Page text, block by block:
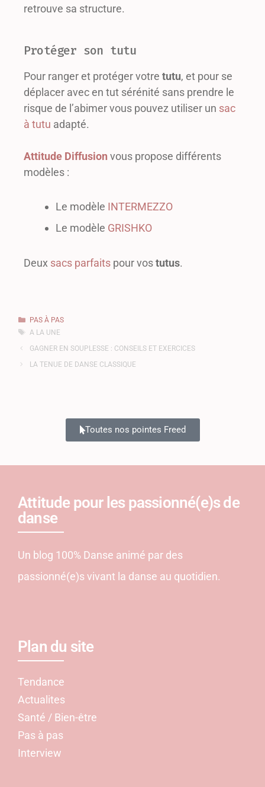
retrouve sa structure.
Protéger son tutu
Pour ranger et protéger votre tutu, et pour se
déplacer avec en tut sérénité sans prendre le
risque de l’abimer vous pouvez utiliser un sac
à tutu adapté.
Attitude Diffusion vous propose différents
modèles :
Le modèle INTERMEZZO
Le modèle GRISHKO
Deux sacs parfaits pour vostutus.
PAS À PAS
A LA UNE
GAGNER EN SOUPLESSE : CONSEILS ET EXERCICES
LA TENUE DE DANSE CLASSIQUE
Toutes nos pointes Freed
Attitude pour les passionné(e)s de
danse
Un blog 100% Danse animé par des
passionné(e)s vivant la danse au quotidien.
Plan du site
Tendance
Actualites
Santé / Bien-être
Pas à pas
Interview